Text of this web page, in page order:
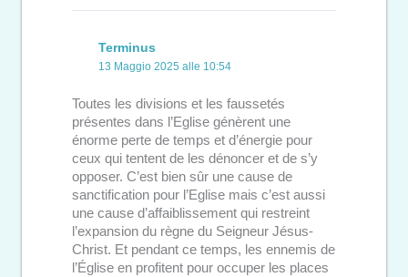
Terminus
13 Maggio 2025 alle 10:54
Toutes les divisions et les faussetés
présentes dans l’Eglise génèrent une
énorme perte de temps et d’énergie pour
ceux qui tentent de les dénoncer et de s’y
opposer. C’est bien sûr une cause de
sanctification pour l’Eglise mais c’est aussi
une cause d’affaiblissement qui restreint
l’expansion du règne du Seigneur Jésus-
Christ. Et pendant ce temps, les ennemis de
l’Église en profitent pour occuper les places